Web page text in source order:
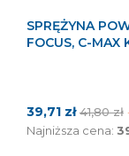
SPRĘŻYNA
FOCUS, C-MAX
Cena
39,71 zł Cena
41,80 zł
Najniższa cena: